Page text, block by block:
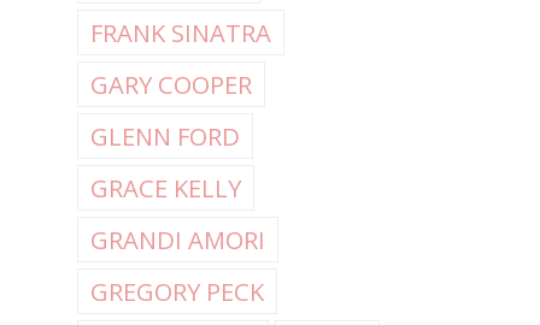
FRANK SINATRA
GARY COOPER
GLENN FORD
GRACE KELLY
GRANDI AMORI
GREGORY PECK